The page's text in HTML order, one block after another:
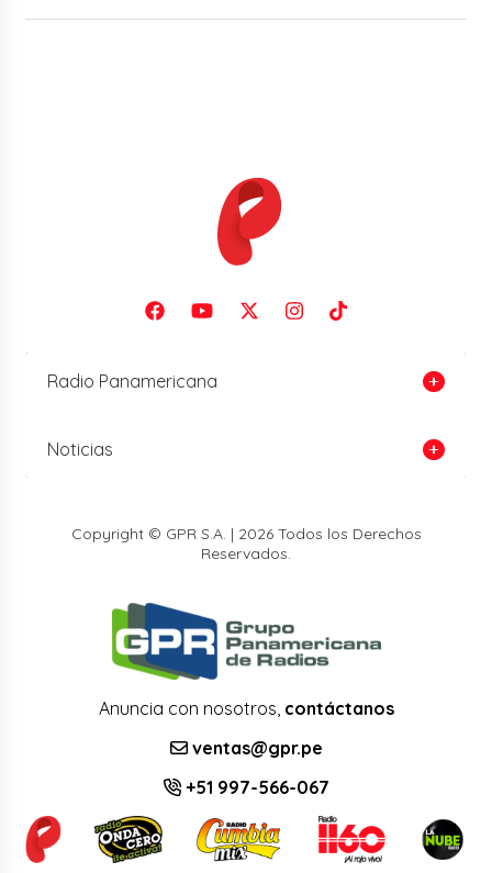
Radio Panamericana
Noticias
Copyright © GPR S.A. | 2026 Todos los Derechos
Reservados.
Anuncia con nosotros, contáctanos
ventas@gpr.pe
+51 997-566-067